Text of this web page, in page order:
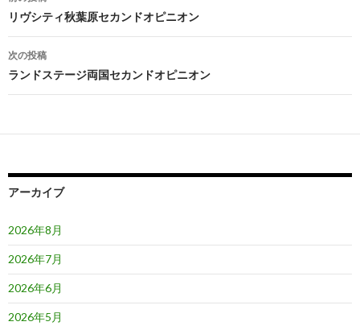
稿
ナ
ビ
ゲ
ー
ョ
リヴシティ秋葉原セカンドオピニオン
次の投稿
ランドステージ両国セカンドオピニオン
アーカイブ
2026年8月
2026年7月
2026年6月
2026年5月